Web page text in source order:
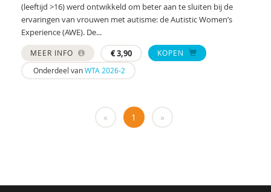
Drs. A . van der Sijde
Susan A. H. van Hooren
Alide A. Heuvelink
Drs. A. Scheeren
Dr. A.A. Spek
(leeftijd >16) werd ontwikkeld om beter aan te sluiten bij de
ervaringen van vrouwen met autisme: de Autistic Women’s
Experience (AWE). De...
MEER INFO €3,90
KOPEN
Onderdeel vanWTA 2026-2
« 1 »